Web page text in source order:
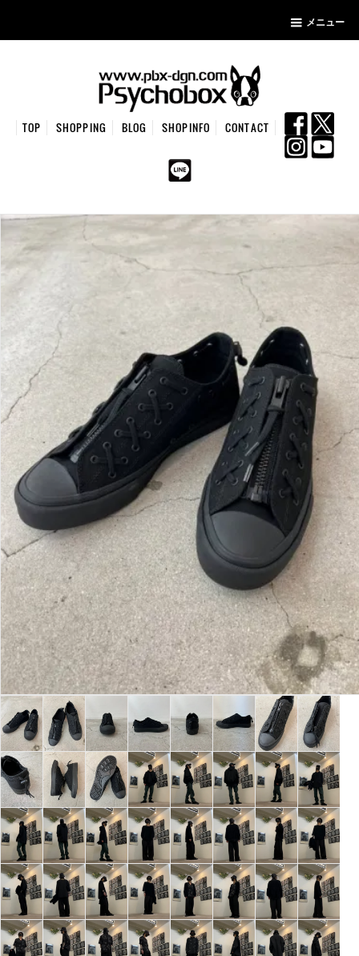
メニュー
TOP SHOPPING BLOG SHOPINFO CONTACT